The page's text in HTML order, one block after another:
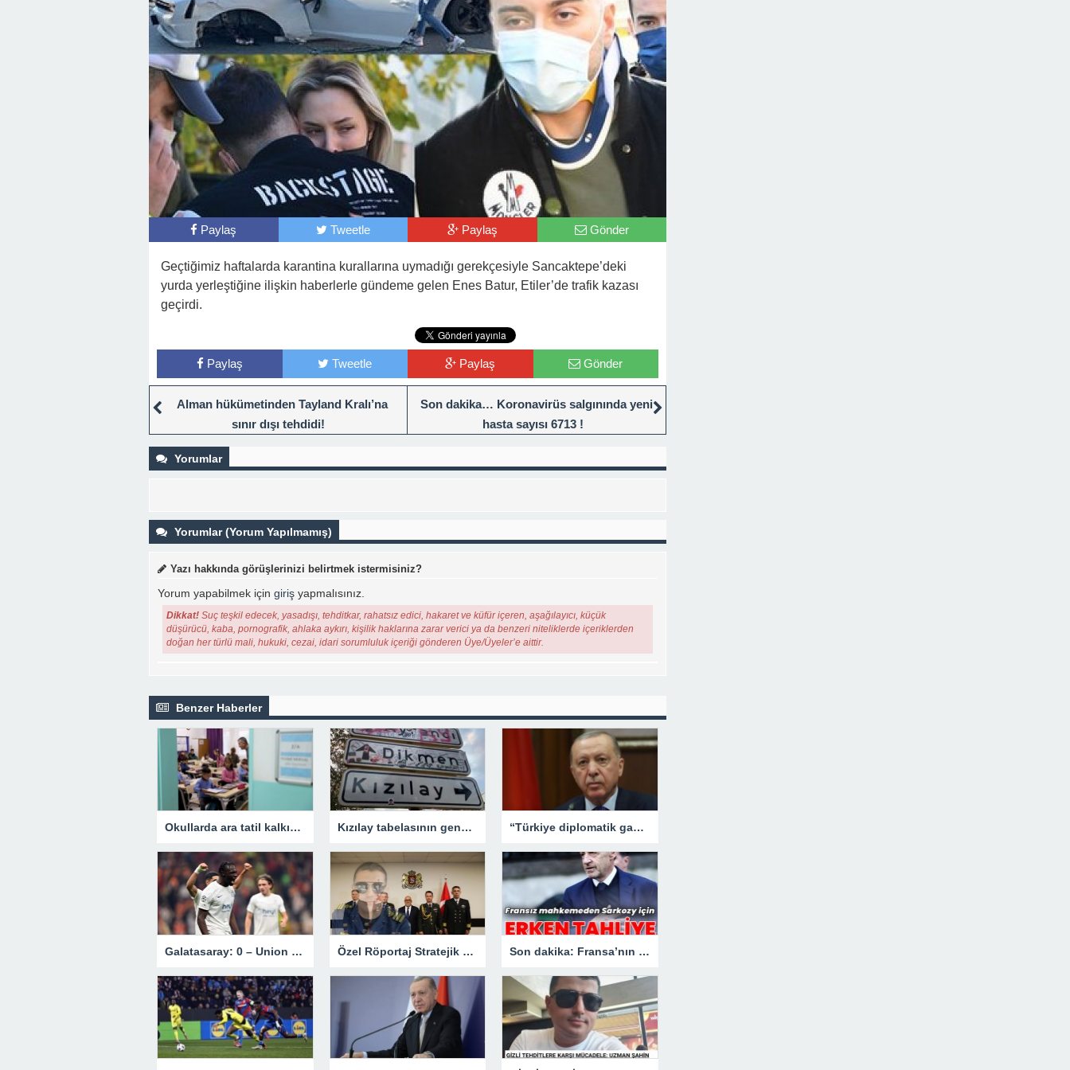
Paylaş Tweetle Paylaş Gönder
Geçtiğimiz haftalarda karantina kurallarına uymadığı gerekçesiyle Sancaktepe’deki
yurda yerleştiğine ilişkin haberlerle gündeme gelen Enes Batur, Etiler’de trafik kazası
geçirdi.
Paylaş Tweetle Paylaş Gönder
Alman hükümetinden Tayland Kralı’na
sınır dışı tehdidi!
Son dakika… Koronavirüs salgınında yeni
hasta sayısı 6713 !
Yorumlar
Yorumlar (Yorum Yapılmamış)
Yazı hakkında görüşlerinizi belirtmek istermisiniz?
Yorum yapabilmek için giriş yapmalısınız.
Dikkat! Suç teşkil edecek, yasadışı, tehditkar, rahatsız edici, hakaret ve küfür içeren, aşağılayıcı, küçük
düşürücü, kaba, pornografik, ahlaka aykırı, kişilik haklarına zarar verici ya da benzeri niteliklerde içeriklerden
doğan her türlü mali, hukuki, cezai, idari sorumluluk içeriği gönderen Üye/Üyeler’e aittir.
Benzer Haberler
Okullarda ara tatil kalkıyor mu? Bakan Tekin’den açıklama. Kızılay tabelasının gençlerle imtihanı! “Türkiye diplomatik gayretlerine devam edecek”
Galatasaray: 0 – Union Saint-Gilloise: 1 | MAÇ SONUCU ! Özel Röportaj Stratejik Deniz Güvenliği Uzmanı Gemi Kaptanı Şahin Avşar ile Konuştuk? “Karadeniz’de yeni bir güvenlik mimarisi mi doğuyor? Son dakika: Fransa’nın eski lideri Sarkozy’e erken tahliye.